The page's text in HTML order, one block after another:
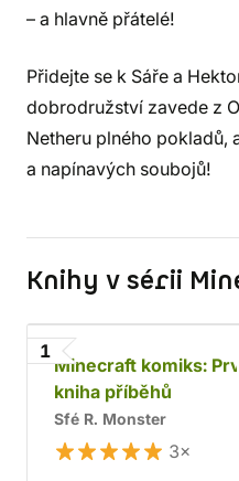
– a hlavně přátelé!
Přidejte se k Sáře a
dobrodružství zavede z
Netheru plného pokladů,
a napínavých soubojů!
Knihy v sérii
1
Minecraft komiks:
kniha příběhů
Sfé R. Monster
3×